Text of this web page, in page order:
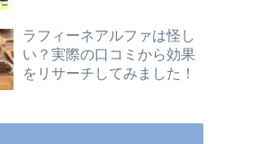
ラフィーネアルファは怪し
い？実際の口コミから効果
をリサーチしてみました！